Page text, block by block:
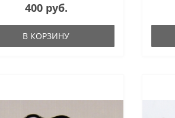
400 руб.
В КОРЗИНУ